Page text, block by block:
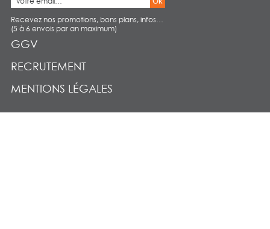
Recevez nos promotions, bons plans, infos…
(5 à 6 envois par an maximum)
RECRUTEMENT
MENTIONS LÉGALES
GGV